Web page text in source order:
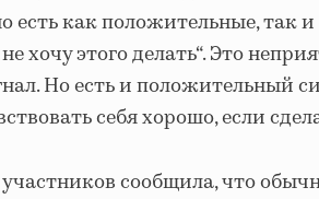
есть как положительные, так
хочу этого делать“. Это
Но есть и положительный
себя хорошо, если
сообщила, что